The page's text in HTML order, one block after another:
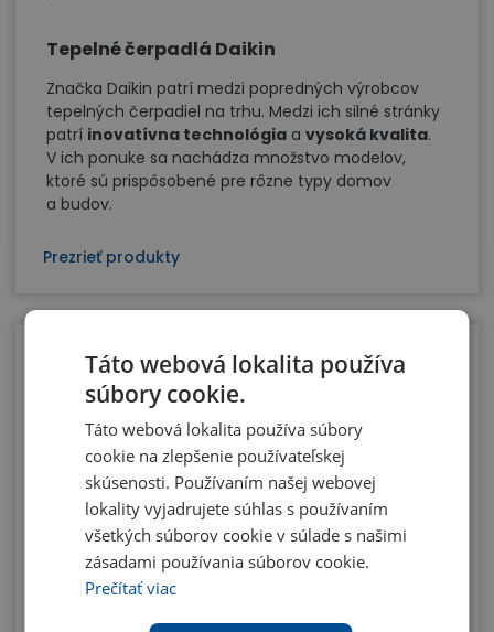
Tepelné čerpadlá Daikin
Značka Daikin patrí medzi popredných výrobcov
tepelných čerpadiel na trhu. Medzi ich silné stránky
patrí inovatívna technológia a vysoká kvalita.
V ich ponuke sa nachádza množstvo modelov,
ktoré sú prispôsobené pre rôzne typy domov
a budov.
Prezrieť produkty
Tepelné čerpadlá LG
Značka LG patrí medzi výrobcov tepelných
čerpadiel s dlhou históriou a renomé. Medzi ich silné
stránky patríspoľahlivosťavynikajúca
energetická účinnosť
Táto webová lokalita používa
súbory cookie.
Táto webová lokalita používa súbory
cookie na zlepšenie používateľskej
skúsenosti. Používaním našej webovej
lokality vyjadrujete súhlas s používaním
všetkých súborov cookie v súlade s našimi
zásadami používania súborov cookie.
Prečítať viac